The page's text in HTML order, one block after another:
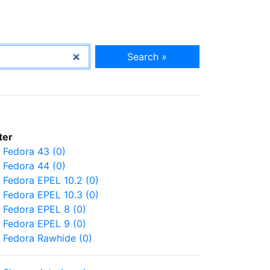
Search »
Fedora 43 (0)
Fedora 44 (0)
Fedora EPEL 10.2 (0)
Fedora EPEL 10.3 (0)
Fedora EPEL 8 (0)
Fedora EPEL 9 (0)
Fedora Rawhide (0)